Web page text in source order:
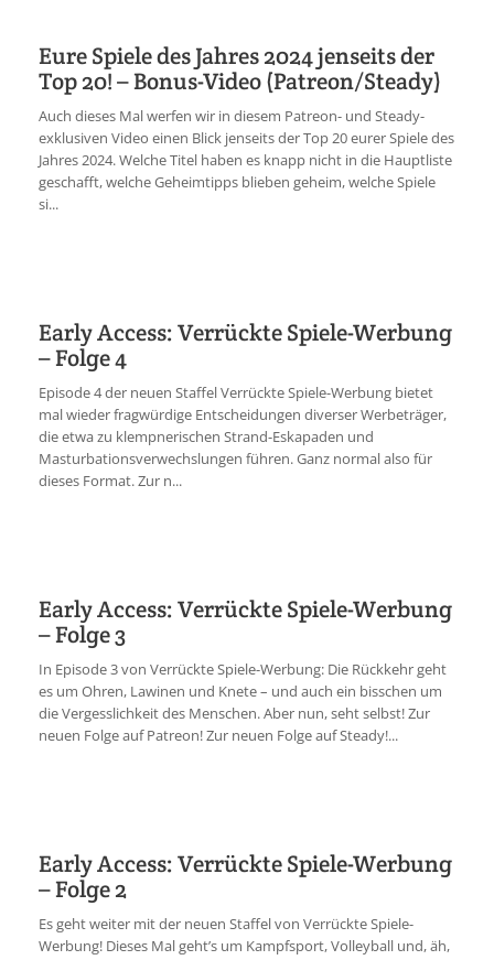
Eure Spiele des Jahres 2024 jenseits der
Top 20! – Bonus-Video (Patreon/Steady)
Auch dieses Mal werfen wir in diesem Patreon- und Steady-
exklusiven Video einen Blick jenseits der Top 20 eurer Spiele des
Jahres 2024. Welche Titel haben es knapp nicht in die Hauptliste
geschafft, welche Geheimtipps blieben geheim, welche Spiele
si...
Early Access: Verrückte Spiele-Werbung
– Folge 4
Episode 4 der neuen Staffel Verrückte Spiele-Werbung bietet
mal wieder fragwürdige Entscheidungen diverser Werbeträger,
die etwa zu klempnerischen Strand-Eskapaden und
Masturbationsverwechslungen führen. Ganz normal also für
dieses Format. Zur n...
Early Access: Verrückte Spiele-Werbung
– Folge 3
In Episode 3 von Verrückte Spiele-Werbung: Die Rückkehr geht
es um Ohren, Lawinen und Knete – und auch ein bisschen um
die Vergesslichkeit des Menschen. Aber nun, seht selbst! Zur
neuen Folge auf Patreon! Zur neuen Folge auf Steady!...
Early Access: Verrückte Spiele-Werbung
– Folge 2
Es geht weiter mit der neuen Staffel von Verrückte Spiele-
Werbung! Dieses Mal geht’s um Kampfsport, Volleyball und, äh,